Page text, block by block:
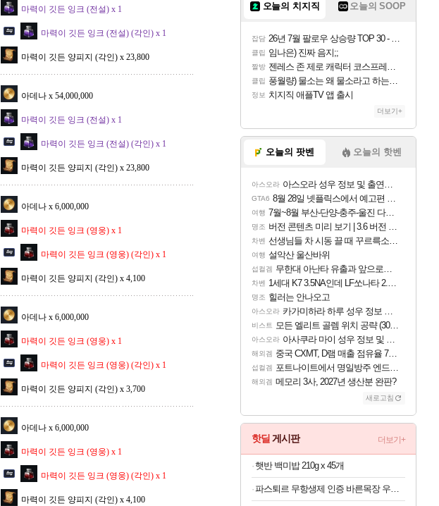
마력이 깃든 잉크 (전설) x 1
마력이 깃든 잉크 (전설) (각인) x 1
마력이 깃든 양피지 (각인) x 23,800
아데나 x 54,000,000
마력이 깃든 잉크 (전설) x 1
마력이 깃든 잉크 (전설) (각인) x 1
마력이 깃든 양피지 (각인) x 23,800
아데나 x 6,000,000
마력이 깃든 잉크 (영웅) x 1
마력이 깃든 잉크 (영웅) (각인) x 1
마력이 깃든 양피지 (각인) x 4,100
아데나 x 6,000,000
마력이 깃든 잉크 (영웅) x 1
마력이 깃든 잉크 (영웅) (각인) x 1
마력이 깃든 양피지 (각인) x 3,700
아데나 x 6,000,000
마력이 깃든 잉크 (영웅) x 1
마력이 깃든 잉크 (영웅) (각인) x 1
마력이 깃든 양피지 (각인) x 4,100
오늘의 치지직 오늘의 SOOP
잡담 26년 7월 팔로우 상승량 TOP 30 - 월간 치지직
클립 임나은) 진짜 음지;;
짤방 젠레스 존 제로 캐릭터 코스프레한 꽁주
클립 풍월량) 물소는 왜 물소라고 하는거야? 아! 그만 ㅋㅋ 알았어 ㅋㅋ
정보 치지직 애플TV 앱 출시
더보기+
오늘의 팟벤 오늘의 핫벤
아스오라 아스오라 성우 정보 및 출연작 모음
GTA6 8월 28일 넷플릭스에서 예고편 공개 예정
여행 7월~8월 부산-단양-충주-울진 다녀왔어요~
명조 버전 콘텐츠 미리 보기 | 3.6 버전 「신기루 속 등불 그림자, 속세에 깃든 검의 결심」이 8월 20일에 업데이트됩니다!
차벤 선생님들 차 시동 끌 때 꾸르륵소리나는데
여행 설악산 울산바위
섭컬겜 무한대 아난타 유출과 앞으로의 예상 (루머)
차벤 1세대 K7 3.5NA인데 LF쏘나타 2.0NA 기변하면 유류비 절약이 얼마나 될까요..?
명조 힐러는 안나오고
아스오라 카가미하라 하루 성우 정보 및 주요 필모
비스트 모든 엘리트 골렘 위치 공략 (30개) - 방랑 결투가
아스오라 아사쿠라 마이 성우 정보 및 주요 필모
해외겜 중국 CXMT, D램 매출 점유율 7%…글로벌 4위로 부상
섭컬겜 포트나이트에서 명일방주 엔드필드 [펠리카] 판매 예정
해외겜 메모리 3사, 2027년 생산분 완판?
새로고침
핫딜 게시판 더보기+
햇반 백미밥 210g x 45개
파스퇴르 무항생제 인증 바른목장 우유 125ml x 24개